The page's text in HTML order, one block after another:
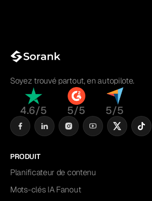
Soyez trouvé partout, en autopilote.
4.6/5 5/5 5/5
PRODUIT
Planificateur de contenu
Mots-clés IA Fanout